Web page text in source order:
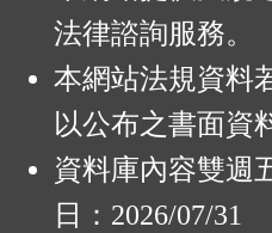
法律諮詢服務。
本網站法規資料
以公布之書面資
資料庫內容雙週
日：2026/07/31